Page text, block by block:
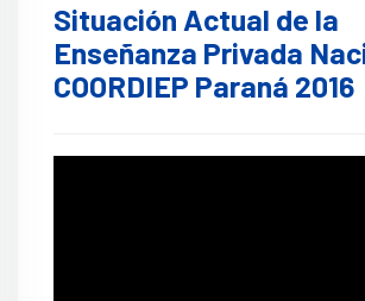
Situación Actual de la
Enseñanza Privada
COORDIEP Paraná 2016